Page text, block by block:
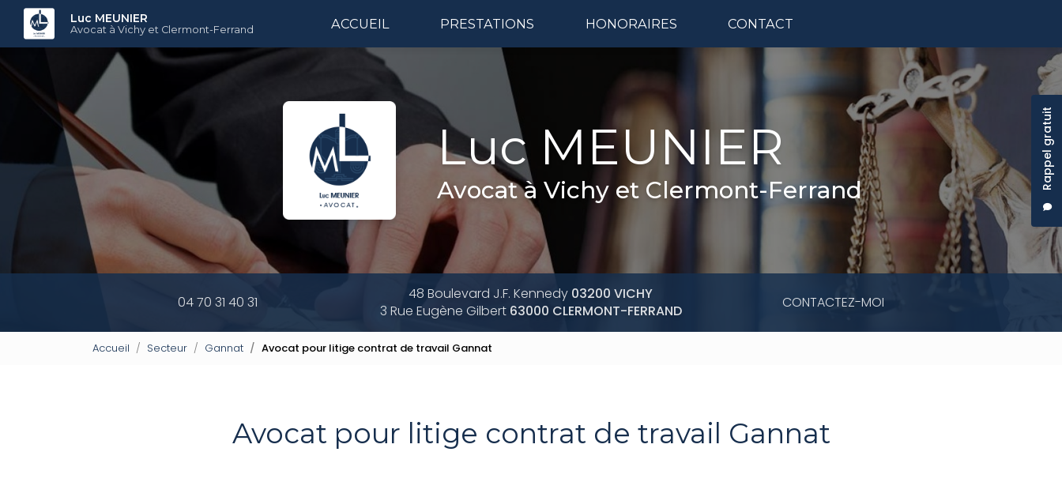
Aller
contenu
Luc MEUNIER
Avocat à Vichy et Clermont-Ferrand
Rappel gratuit
Navigation principale
ACCUEIL PRESTATIONS HONORAIRES CONTACT
Luc MEUNIER
Avocat à Vichy et Clermont-Ferrand
04 70 31 40 31 48 Boulevard J.F. Kennedy 03200 VICHY
3 Rue Eugène Gilbert 63000 CLERMONT-FERRAND CONTACTEZ-MOI
Accueil Secteur Gannat Avocat pour litige contrat de travail Gannat
Avocat pour litige contrat de travail Gannat